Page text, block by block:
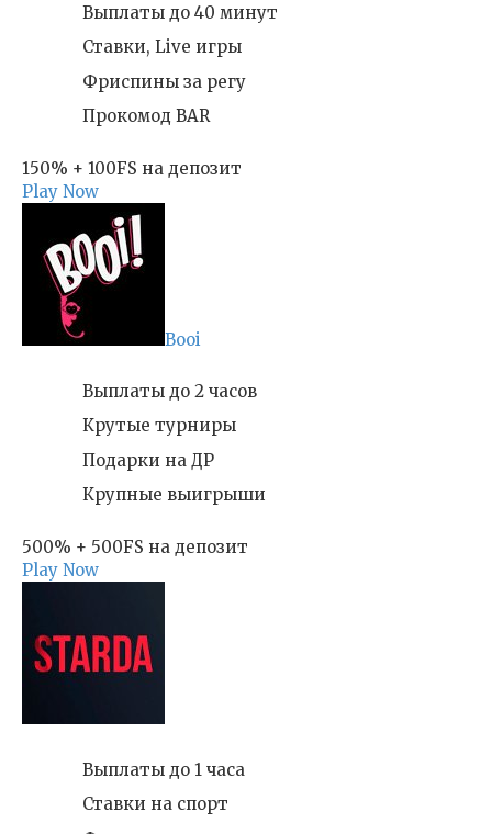
Выплаты до 40 минут
Ставки, Live игры
Фриспины за регу
Прокомод BAR
150% + 100FS на депозит
Play Now
Booi
Выплаты до 2 часов
Крутые турниры
Подарки на ДР
Крупные выигрыши
500% + 500FS на депозит
Play Now
Выплаты до 1 часа
Ставки на спорт